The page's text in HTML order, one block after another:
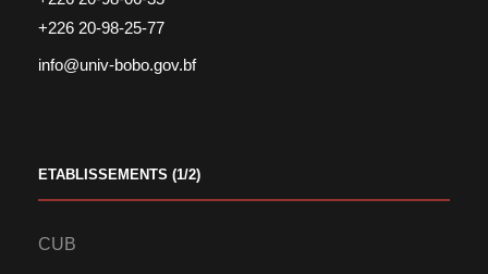
+226 20-98-25-77
info@univ-bobo.gov.bf
ETABLISSEMENTS (1/2)
CUB